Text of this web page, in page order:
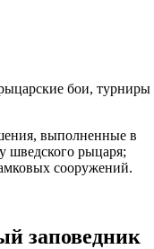
бои, турниры
выполненные в
шведского рыцаря;
сооружений.
заповедник